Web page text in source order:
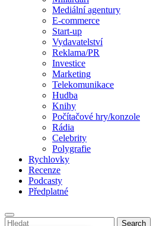
Mediální agentury
E-commerce
Start-up
Vydavatelství
Reklama/PR
Investice
Marketing
Telekomunikace
Hudba
Knihy
Počítačové hry/konzole
Rádia
Celebrity
Polygrafie
Rychlovky
Recenze
Podcasty
Předplatné